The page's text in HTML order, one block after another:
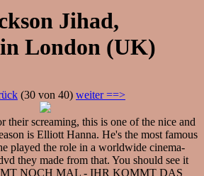
Jihad,
in London (UK)
(30 von 40) weiter ==>
their screaming, this is one of the nice and
is Elliott Hanna. He's the most famous
played the role in a worldwide cinema-
they made from that. You should see it
NOCH MAL - IHR KOMMT DAS